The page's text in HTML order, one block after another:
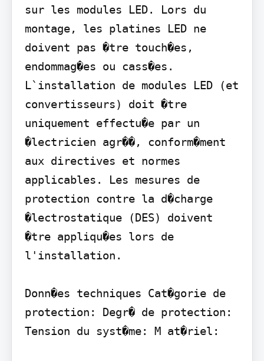
sur les modules LED. Lors du
montage, les platines LED ne
doivent pas �tre touch�es,
endommag�es ou cass�es.
L`installation de modules LED (et
convertisseurs) doit �tre
uniquement effectu�e par un
�lectricien agr��, conform�ment
aux directives et normes
applicables. Les mesures de
protection contre la d�charge
�lectrostatique (DES) doivent
�tre appliqu�es lors de
l'installation.
Donn�es techniques Cat�gorie de
protection: Degr� de protection:
Tension du syst�me: M at�riel: